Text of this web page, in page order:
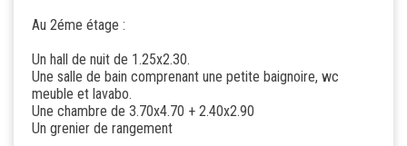
Au 2éme étage :
Un hall de nuit de 1.25x2.30.
Une salle de bain comprenant une petite baignoire, wc
meuble et lavabo.
Une chambre de 3.70x4.70 + 2.40x2.90
Un grenier de rangement